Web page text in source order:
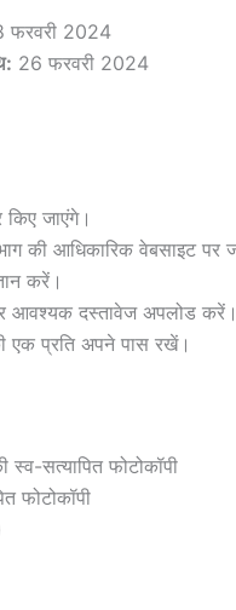
फरवरी 2024
26 फरवरी 2024
किए जाएंगे।
की आधिकारिक वेबसाइट पर
करें।
आवश्यक दस्तावेज अपलोड करें।
प्रति अपने पास रखें।
स्व-सत्यापित फोटोकॉपी
फोटोकॉपी